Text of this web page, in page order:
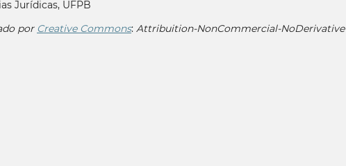
Jurídicas, UFPB
por Creative Commons: Attribuition-NonCommercial-NoDerivative